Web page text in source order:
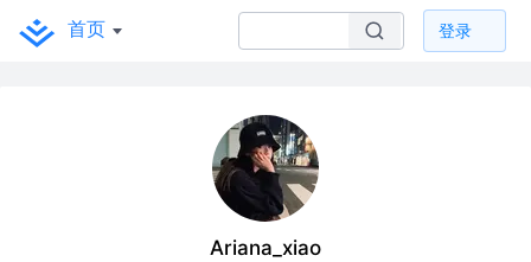
首页 登录
Ariana_xiao